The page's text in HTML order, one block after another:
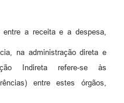
entre a receita e a despesa,
na administração direta e
Indireta refere-se às
entre estes órgãos,